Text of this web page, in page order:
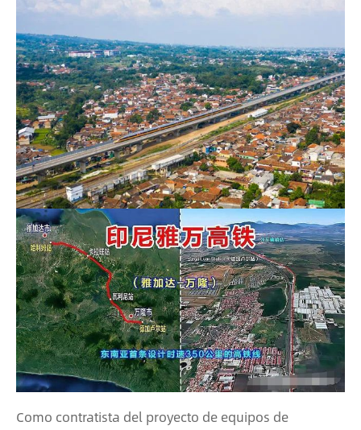
Como contratista del proyecto de equipos de